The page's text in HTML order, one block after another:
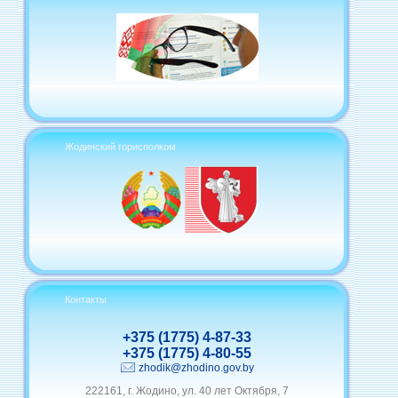
Жодинский горисполком
Контакты
+375 (1775) 4-87-33
+375 (1775) 4-80-55
zhodik@zhodino.gov.by
222161, г. Жодино, ул. 40 лет Октября, 7